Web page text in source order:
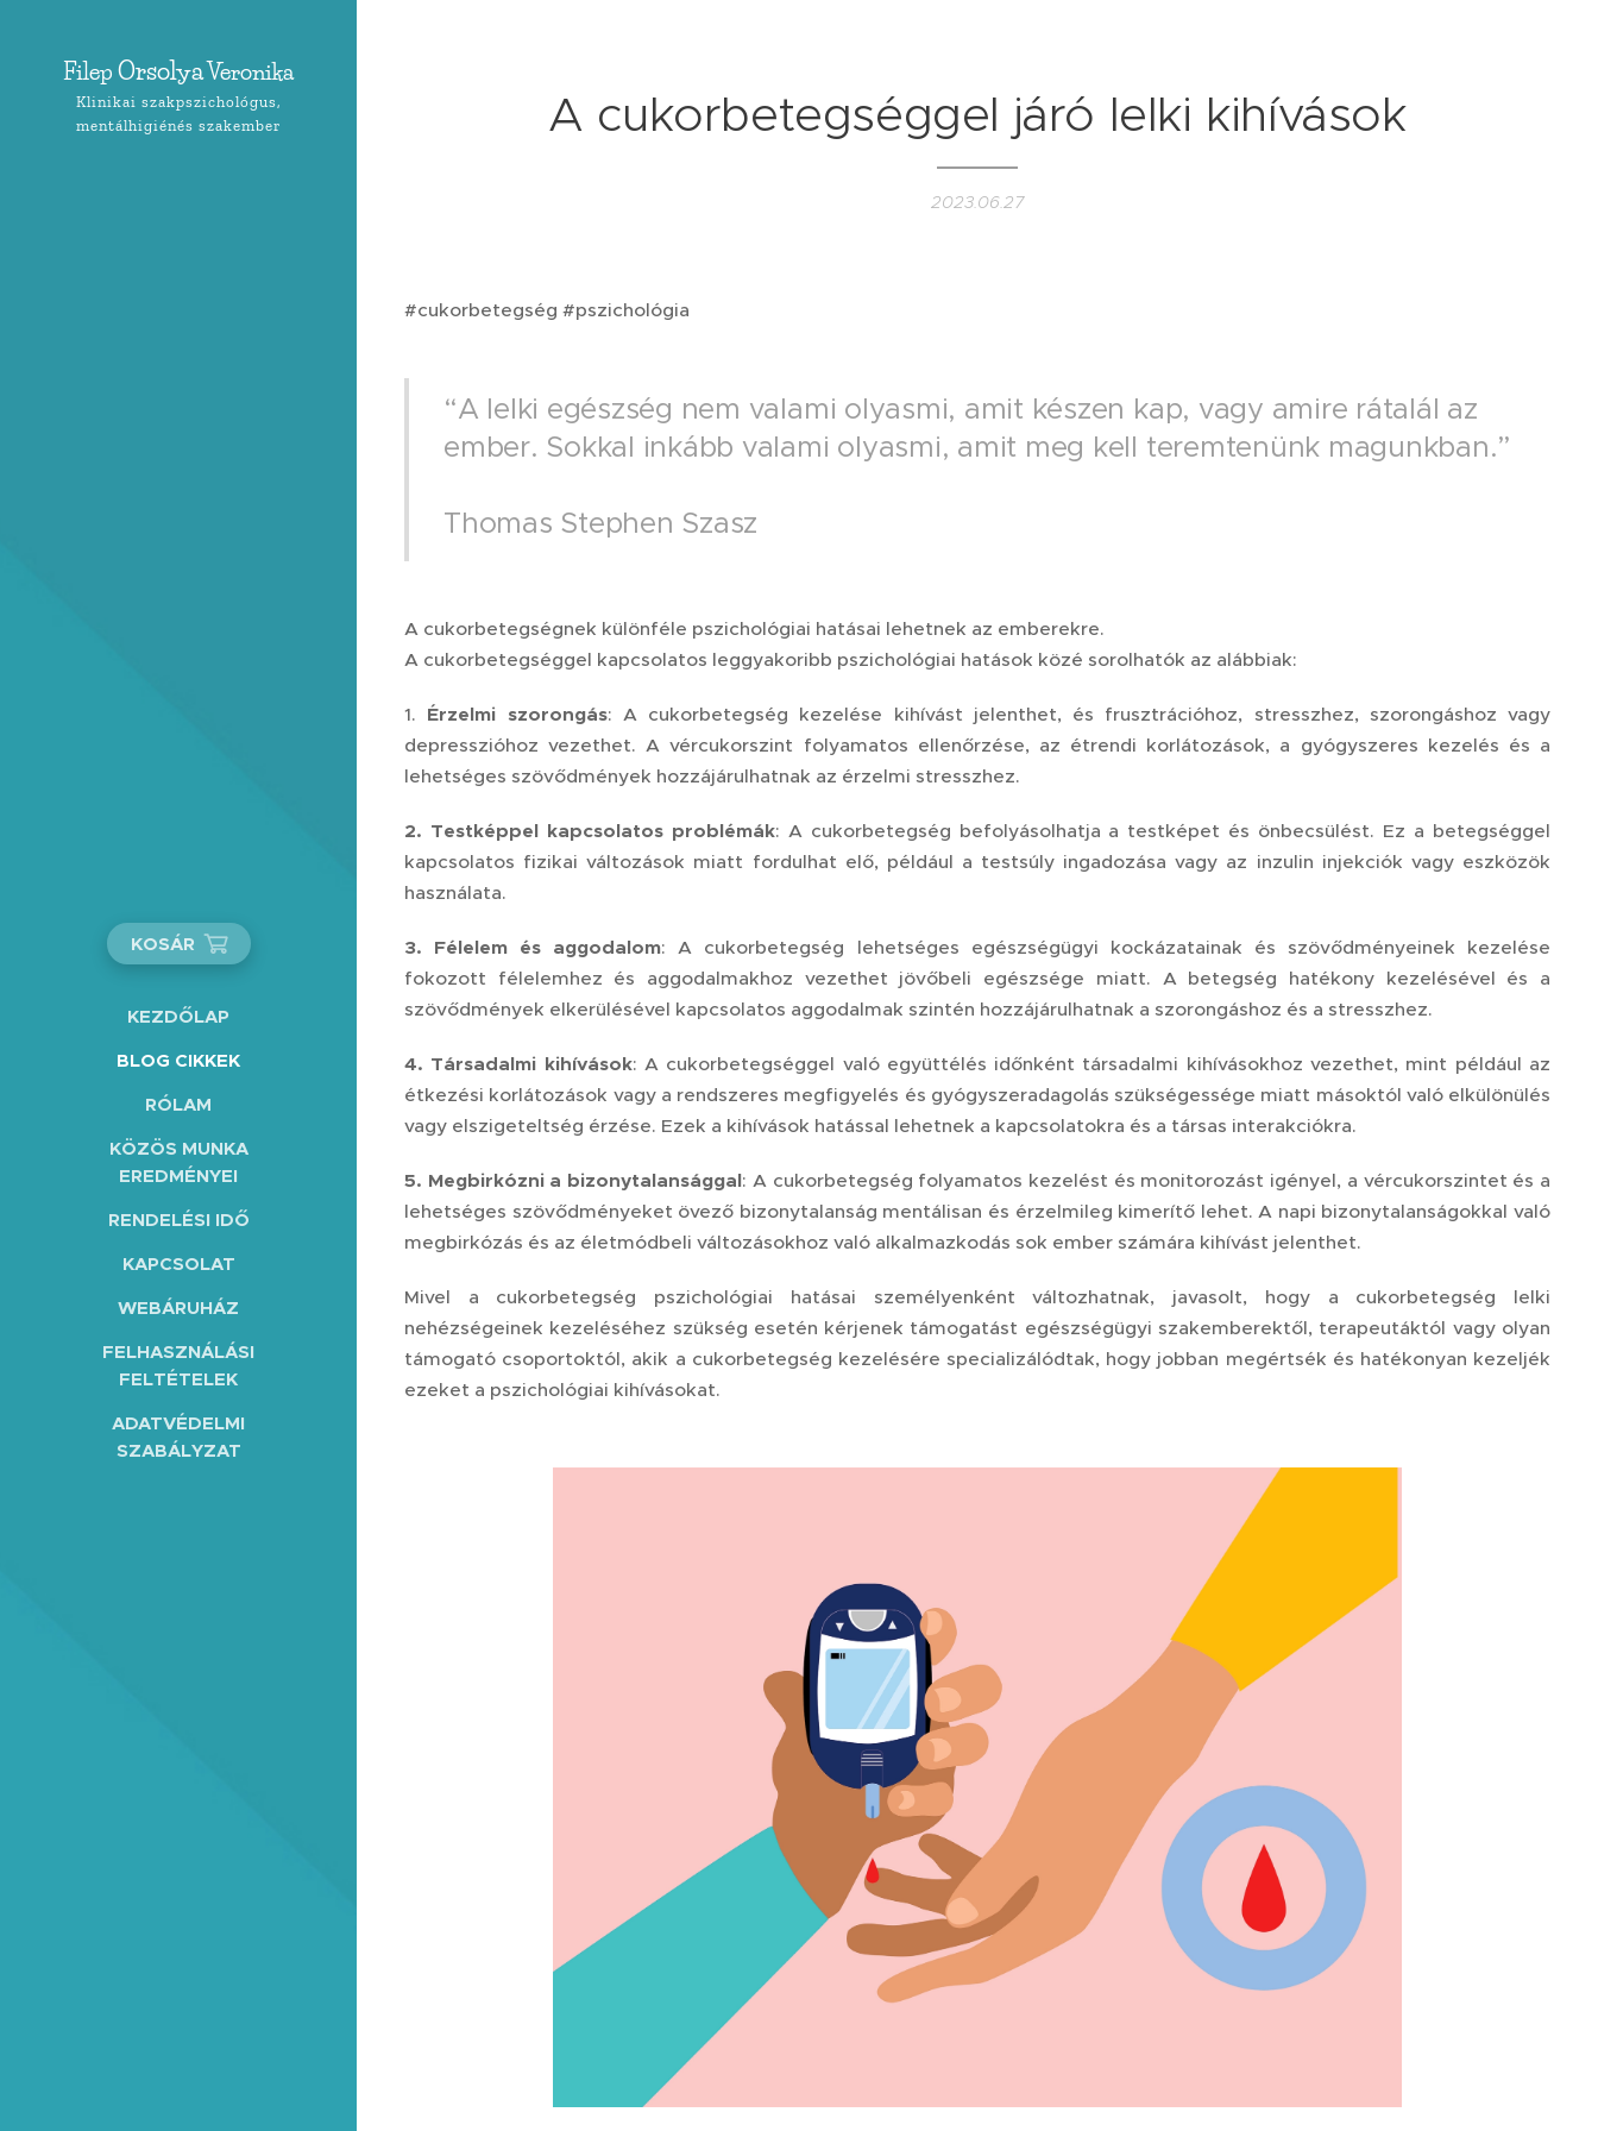
Filep OrsolyaVeronika
Klinikai szakpszichológus,
mentálhigiénés szakember
KOSÁR
KEZDŐLAP
BLOG CIKKEK
RÓLAM
KÖZÖS MUNKA
EREDMÉNYEI
RENDELÉSI IDŐ
KAPCSOLAT
WEBÁRUHÁZ
FELHASZNÁLÁSI
FELTÉTELEK
ADATVÉDELMI
SZABÁLYZAT
A cukorbetegséggel járó lelki kihívások
2023.06.27
#cukorbetegség #pszichológia
“A lelki egészség nem valami olyasmi, amit készen kap, vagy amire rátalál az
ember. Sokkal inkább valami olyasmi, amit meg kell teremtenünk magunkban.”
Thomas Stephen Szasz
A cukorbetegségnek különféle pszichológiai hatásai lehetnek az emberekre.
A cukorbetegséggel kapcsolatos leggyakoribb pszichológiai hatások közé sorolhatók az alábbiak:
1. Érzelmi szorongás: A cukorbetegség kezelése kihívást jelenthet, és frusztrációhoz, stresszhez, szorongáshoz vagy
depresszióhoz vezethet. A vércukorszint folyamatos ellenőrzése, az étrendi korlátozások, a gyógyszeres kezelés és a
lehetséges szövődmények hozzájárulhatnak az érzelmi stresszhez.
2. Testképpel kapcsolatos problémák: A cukorbetegség befolyásolhatja a testképet és önbecsülést. Ez a betegséggel
kapcsolatos fizikai változások miatt fordulhat elő, például a testsúly ingadozása vagy az inzulin injekciók vagy eszközök
használata.
3. Félelem és aggodalom: A cukorbetegség lehetséges egészségügyi kockázatainak és szövődményeinek kezelése
fokozott félelemhez és aggodalmakhoz vezethet jövőbeli egészsége miatt. A betegség hatékony kezelésével és a
szövődmények elkerülésével kapcsolatos aggodalmak szintén hozzájárulhatnak a szorongáshoz és a stresszhez.
4. Társadalmi kihívások: A cukorbetegséggel való együttélés időnként társadalmi kihívásokhoz vezethet, mint például az
étkezési korlátozások vagy a rendszeres megfigyelés és gyógyszeradagolás szükségessége miatt másoktól való elkülönülés
vagy elszigeteltség érzése. Ezek a kihívások hatással lehetnek a kapcsolatokra és a társas interakciókra.
5. Megbirkózni a bizonytalansággal: A cukorbetegség folyamatos kezelést és monitorozást igényel, a vércukorszintet és a
lehetséges szövődményeket övező bizonytalanság mentálisan és érzelmileg kimerítő lehet. A napi bizonytalanságokkal való
megbirkózás és az életmódbeli változásokhoz való alkalmazkodás sok ember számára kihívást jelenthet.
Mivel a cukorbetegség pszichológiai hatásai személyenként változhatnak, javasolt, hogy a cukorbetegség lelki
nehézségeinek kezeléséhez szükség esetén kérjenek támogatást egészségügyi szakemberektől, terapeutáktól vagy olyan
támogató csoportoktól, akik a cukorbetegség kezelésére specializálódtak, hogy jobban megértsék és hatékonyan kezeljék
ezeket a pszichológiai kihívásokat.